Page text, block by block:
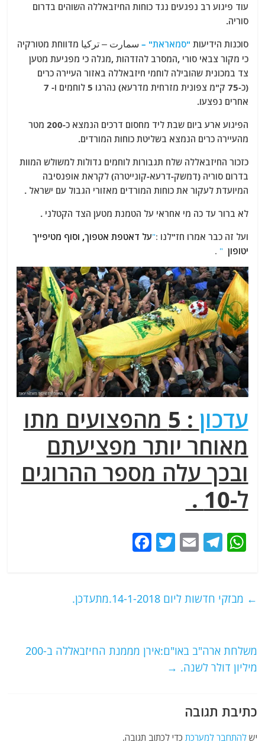
at
s
A
p
p
e
g
ra
m
ai
l
itt
er
c
e
b
o
o
עוד פיגוע רב נפגעים נגד כוחות החיזבאללה השוהים בדרום
סוריה.
סוכנות הידיעות "סמאראת" – سمارت – تركيا מדווחת מטורקיה
כי מקור צבאי סורי ,המסרב להזדהות ,מגלה כי מפגיעת מטען
צד במכונית שהובילה לוחמי חיזבאללה באזור העיירה כרים
אחרים נפצעו.
הפיגוע ארע ביום שבת ליד מחסום דרכים הנמצא כ-200 מטר
מהעיירה כרים הנמצא בשליטת כוחות המורדים.
כזכור החיזבאללה שלח תגבורות לוחמים גדולות למשולש המוות
בדרום סוריה (דמשק-דרעא-קונייטרה) לקראת אופנסיבה
המיועדת לעקור את כוחות המורדים מאזורי הגבול עם ישראל .
לא ברור עד כה מי אחראי על הטמנת מטען הצד הקטלני .
ועל זה כבר אמרו חז"לנו :
"על דאטפת אטפוך, וסוף מטיפייך
יטופון "
.
עדכון
: 5 מהפצועים מתו
מאוחר יותר מפציעתם
ובכך עלה מספר ההרוגים
ל-10 .
W
s
p
T
g
E
l
T
er
e
o
← מבזקי חדשות ליום 14-1-2018.מתעדכן.
משלחת ארה"ב באו"ם:אירן מממנת החיזבאללה ב-200
מיליון דולר לשנה. →
כתיבת תגובה
ישלהתחבר למערכת כדי לכתוב תגובה.